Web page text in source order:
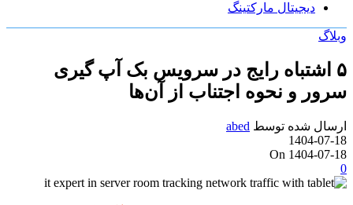
دیجیتال مارکتینگ
وبلاگ
۵ اشتباه رایج در سرویس بک آپ گیری
سرور و نحوه اجتناب از آن‌ها
ارسال شده توسط abed
1404-07-18
On 1404-07-18
0